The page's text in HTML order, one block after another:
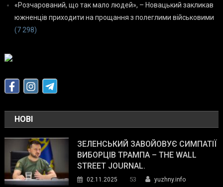
«Розчарований, що так мало людей», – Новацький закликав
южненців приходити на прощання з полеглими військовими
(7 298)
НОВІ
ЗЕЛЕНСЬКИЙ ЗАВОЙОВУЄ СИМПАТІЇ
ВИБОРЦІВ ТРАМПА – THE WALL
STREET JOURNAL.
02.11.2025 53
yuzhny.info